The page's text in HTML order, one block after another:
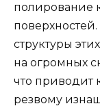
полирование
структуры
на огромных
что приводит
резвому